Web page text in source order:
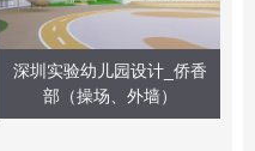
深圳实验幼儿园设计_侨香
部（操场、外墙）